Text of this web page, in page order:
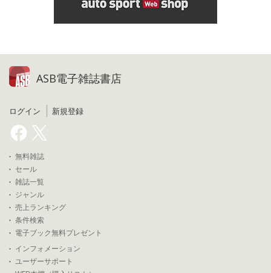
ASB電子雑誌書店
ログイン 新規登録
無料雑誌
セール
雑誌一覧
ジャンル
売上ランキング
条件検索
電子ブック無料プレゼント
インフォメーション
ユーザーサポート